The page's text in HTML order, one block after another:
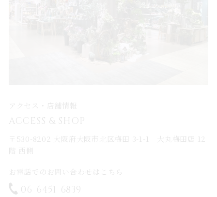
アクセス・店舗情報
ACCESS & SHOP
〒530-8202 大阪府大阪市北区梅田 3-1-1 大丸梅田店 12
階 西側
お電話でのお問い合わせはこちら
06-6451-6839